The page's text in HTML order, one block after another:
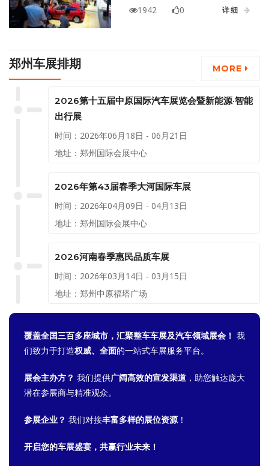
展中心盛大开幕。作为中部地区
势，致力于为消费者打造一场集
于一体的新春汽车盛宴。
1942 0 详细
郑州车展排期 MORE
2026第十五届中原国际汽车展览会暨新能源·智能
出行展
时间：2026年06月18日 - 06月21日
地址：郑州国际会展中心
2026年第43届春季大河国际车展
时间：2026年04月09日 - 04月13日
地址：郑州国际会展中心
2026河南春季惠民品质车展
时间：2026年03月14日 - 03月15日
地址：郑州中原福塔广场
覆盖全国三百多座城市，汇聚整车车展及汽车领域展会！ 我
们致力于打造权威、全面的一站式车展服务平台。
展会主办方？ 我们提供广阔高效的宣发渠道 ，助您触达庞大
潜在参展商与精准观众。
参展企业？ 我们对接丰富多样的展位资源！
开启您的车展盛宴，共赢行业未来！